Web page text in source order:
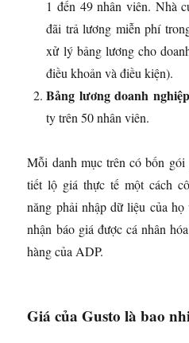
1 đến 49 nhân viên. Nhà
đãi trả lương miễn phí
xử lý bảng lương cho
điều khoản và điều kiện).
Bảng lương doanh
ty trên 50 nhân viên.
Mỗi danh mục trên có bốn
tiết lộ giá thực tế một cách
năng phải nhập dữ liệu của
nhận báo giá được cá nhân
hàng của ADP.
Giá của Gusto là bao